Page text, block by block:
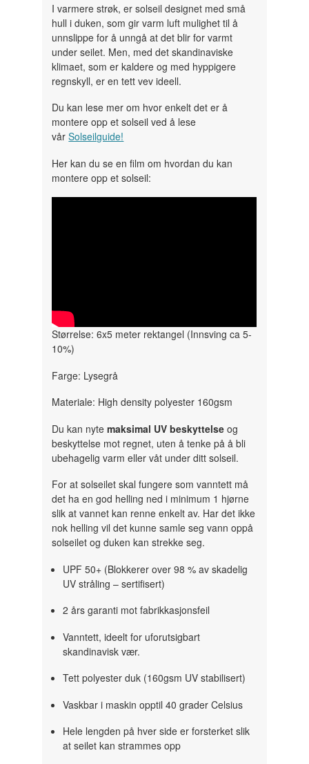
I varmere strøk, er solseil designet med små
hull i duken, som gir varm luft mulighet til å
unnslippe for å unngå at det blir for varmt
under seilet. Men, med det skandinaviske
klimaet, som er kaldere og med hyppigere
regnskyll, er en tett vev ideell.
Du kan lese mer om hvor enkelt det er å
montere opp et solseil ved å lese
vårSolseilguide!
Her kan du se en film om hvordan du kan
montere opp et solseil:
" width="300" height="150">
Størrelse: 6x5 meter rektangel (Innsving ca 5-
10%)
Farge: Lysegrå
Materiale: High density polyester 160gsm
Du kan nytemaksimal UV beskyttelse og
beskyttelse mot regnet, uten å tenke på å bli
ubehagelig varm eller våt under ditt solseil.
For at solseilet skal fungere som vanntett må
det ha en god helling ned i minimum 1 hjørne
slik at vannet kan renne enkelt av. Har det ikke
nok helling vil det kunne samle seg vann oppå
solseilet og duken kan strekke seg.
UPF 50+ (Blokkerer over 98 % av skadelig
UV stråling – sertifisert)
2 års garanti mot fabrikkasjonsfeil
Vanntett, ideelt for uforutsigbart
skandinavisk vær.
Tett polyester duk (160gsm UV stabilisert)
Vaskbar i maskin opptil 40 grader Celsius
Hele lengden på hver side er forsterket slik
at seilet kan strammes opp